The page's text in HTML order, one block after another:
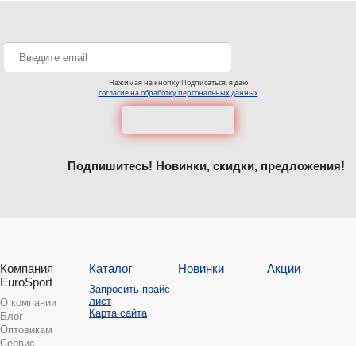
Нажимая на кнопку Подписаться, я даю
согласие на обработку персональных данных
Подпишитесь! Новинки, скидки, предложения!
Компания
EuroSport
О компании
Блог
Оптовикам
Сервис
Каталог
Запросить прайс
лист
Карта сайта
Новинки Акции